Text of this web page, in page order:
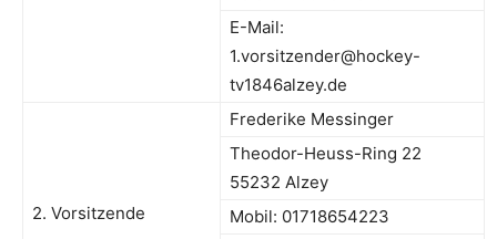
E-Mail:
1.vorsitzender@hockey-
tv1846alzey.de
2. Vorsitzende
Frederike Messinger
Theodor-Heuss-Ring 22
55232 Alzey
Mobil: 01718654223